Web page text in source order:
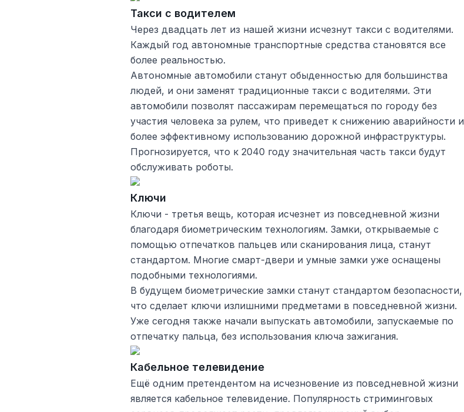
Такси с водителем
Через двадцать лет из нашей жизни исчезнут такси с водителями.
Каждый год автономные транспортные средства становятся все
более реальностью.
Автономные автомобили станут обыденностью для большинства
людей, и они заменят традиционные такси с водителями. Эти
автомобили позволят пассажирам перемещаться по городу без
участия человека за рулем, что приведет к снижению аварийности и
более эффективному использованию дорожной инфраструктуры.
Прогнозируется, что к 2040 году значительная часть такси будут
обслуживать роботы.
Ключи
Ключи - третья вещь, которая исчезнет из повседневной жизни
благодаря биометрическим технологиям. Замки, открываемые с
помощью отпечатков пальцев или сканирования лица, станут
стандартом. Многие смарт-двери и умные замки уже оснащены
подобными технологиями.
В будущем биометрические замки станут стандартом безопасности,
что сделает ключи излишними предметами в повседневной жизни.
Уже сегодня также начали выпускать автомобили, запускаемые по
отпечатку пальца, без использования ключа зажигания.
Кабельное телевидение
Ещё одним претендентом на исчезновение из повседневной жизни
является кабельное телевидение. Популярность стриминговых